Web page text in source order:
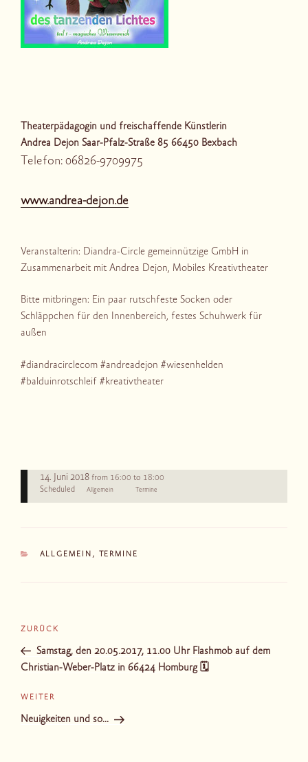
Theaterpädagogin und freischaffende Künstlerin
Andrea Dejon Saar-Pfalz-Straße 85 66450 Bexbach
Telefon: 06826-9709975
www.andrea-dejon.de
Veranstalterin: Diandra-Circle gemeinnützige GmbH in
Zusammenarbeit mit Andrea Dejon, Mobiles Kreativtheater
Bitte mitbringen: Ein paar rutschfeste Socken oder
Schläppchen für den Innenbereich, festes Schuhwerk für
außen
#diandracirclecom #andreadejon #wiesenhelden
#balduinrotschleif #kreativtheater
14. Juni 2018 from 16:00 to 18:00
Scheduled Allgemein Termine
KATEGORIEN
ALLGEMEIN , TERMINE
Beitragsnavigation
Vorheriger
Beitrag
ZURÜCK
Samstag, den 20.05.2017, 11.00 Uhr Flashmob auf dem
Christian-Weber-Platz in 66424 Homburg 🗓
Nächster
Beitrag
WEITER
Neuigkeiten und so…